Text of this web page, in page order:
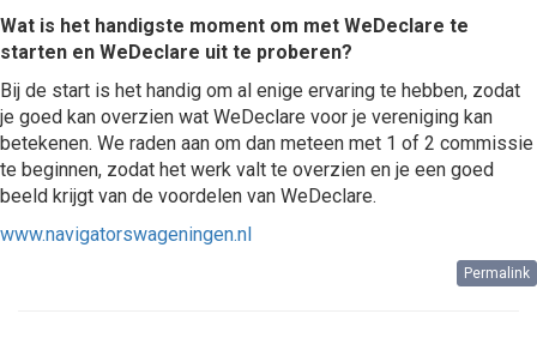
Wat is het handigste moment om met WeDeclare te
starten en WeDeclare uit te proberen?
Bij de start is het handig om al enige ervaring te hebben, zodat
je goed kan overzien wat WeDeclare voor je vereniging kan
betekenen. We raden aan om dan meteen met 1 of 2 commissie
te beginnen, zodat het werk valt te overzien en je een goed
beeld krijgt van de voordelen van WeDeclare.
www.navigatorswageningen.nl
Permalink